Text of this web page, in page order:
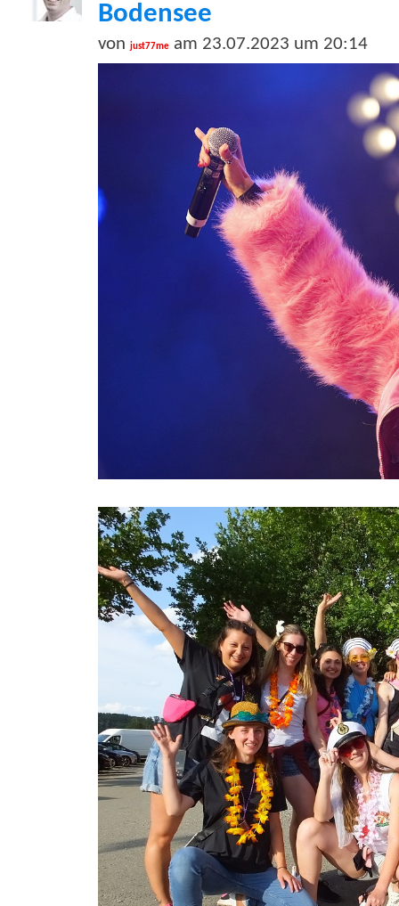
Bodensee
von just77me am 23.07.2023 um 20:14